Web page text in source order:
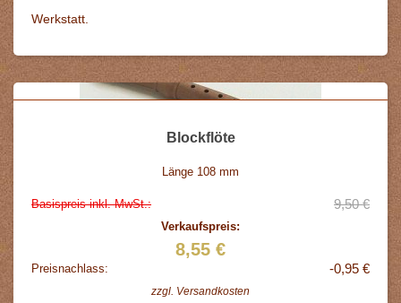
Werkstatt.
Blockflöte
Länge 108 mm
Basispreis inkl. MwSt.: 9,50 €
Verkaufspreis:
8,55 €
Preisnachlass: -0,95 €
zzgl. Versandkosten